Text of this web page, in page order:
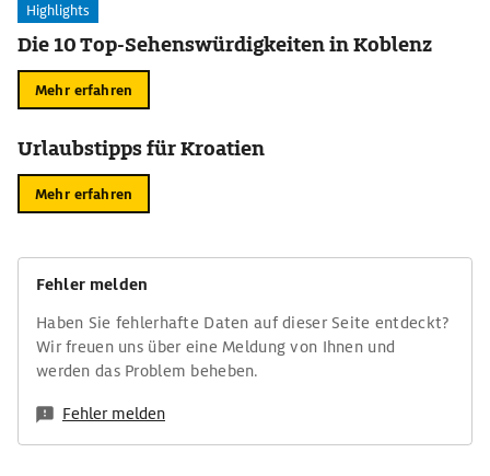
Highlights
Die 10 Top-Sehenswürdigkeiten in Koblenz
Mehr erfahren
Urlaubstipps für Kroatien
Mehr erfahren
Fehler melden
Haben Sie fehlerhafte Daten auf dieser Seite entdeckt?
Wir freuen uns über eine Meldung von Ihnen und
werden das Problem beheben.
Fehler melden